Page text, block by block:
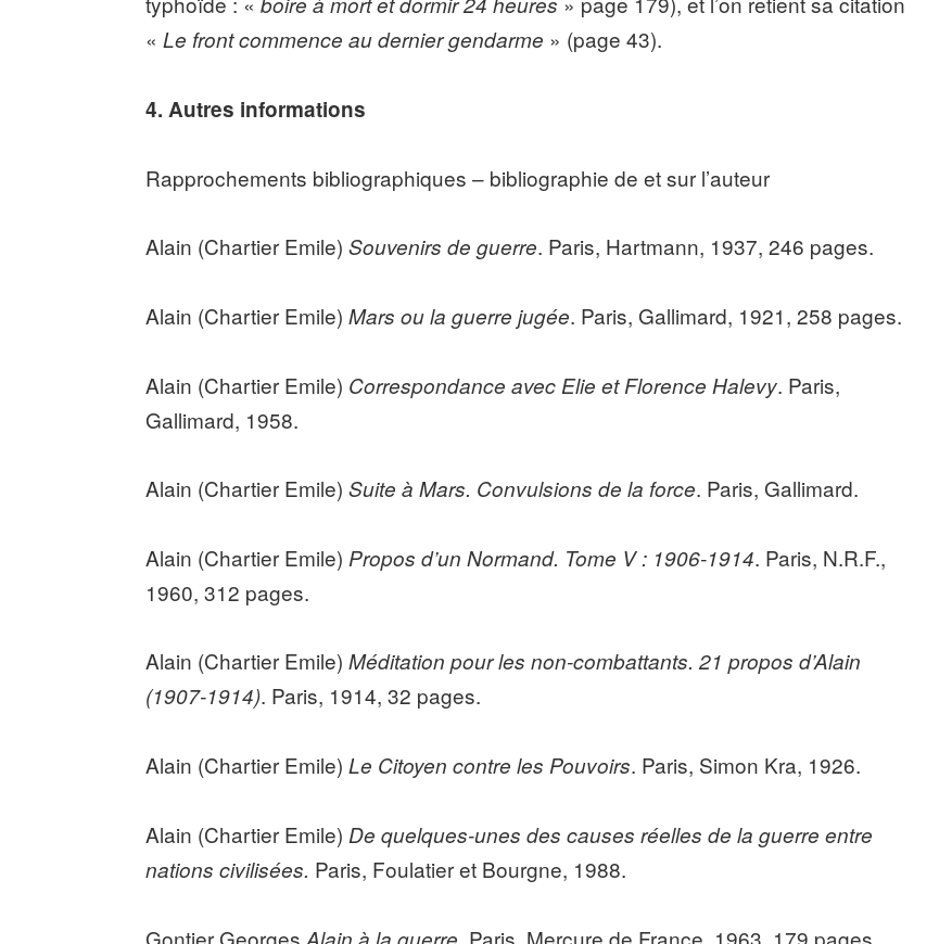
«Le front commence au dernier gendarme » (page 43).
4. Autres informations
Rapprochements bibliographiques – bibliographie de et sur l’auteur
Alain (Chartier Emile)Souvenirs de guerre. Paris, Hartmann, 1937, 246 pages.
Alain (Chartier Emile)Mars ou la guerre jugée. Paris, Gallimard, 1921, 258 pages.
Alain (Chartier Emile) Correspondance avec Elie et Florence Halevy. Paris,
Gallimard, 1958.
Alain (Chartier Emile)Suite à Mars. Convulsions de la force. Paris, Gallimard.
Alain (Chartier Emile) Propos d’un Normand. Tome V : 1906-1914. Paris, N.R.F.,
1960, 312 pages.
Alain (Chartier Emile)Méditation pour les non-combattants. 21 propos d’Alain
(1907-1914). Paris, 1914, 32 pages.
Alain (Chartier Emile)Le Citoyen contre les Pouvoirs. Paris, Simon Kra, 1926.
Alain (Chartier Emile) De quelques-unes des causes réelles de la guerre entre
nations civilisées. Paris, Foulatier et Bourgne, 1988.